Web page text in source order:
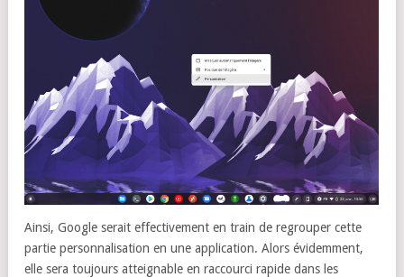
Ainsi, Google serait effectivement en train de regrouper cette
partie personnalisation en une application. Alors évidemment,
elle sera toujours atteignable en raccourci rapide dans les